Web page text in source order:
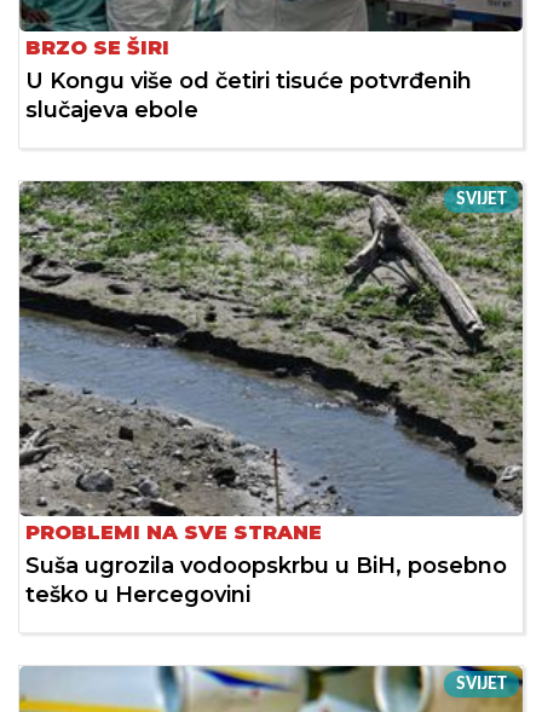
BRZO SE ŠIRI
U Kongu više od četiri tisuće potvrđenih
slučajeva ebole
SVIJET
PROBLEMI NA SVE STRANE
Suša ugrozila vodoopskrbu u BiH, posebno
teško u Hercegovini
SVIJET